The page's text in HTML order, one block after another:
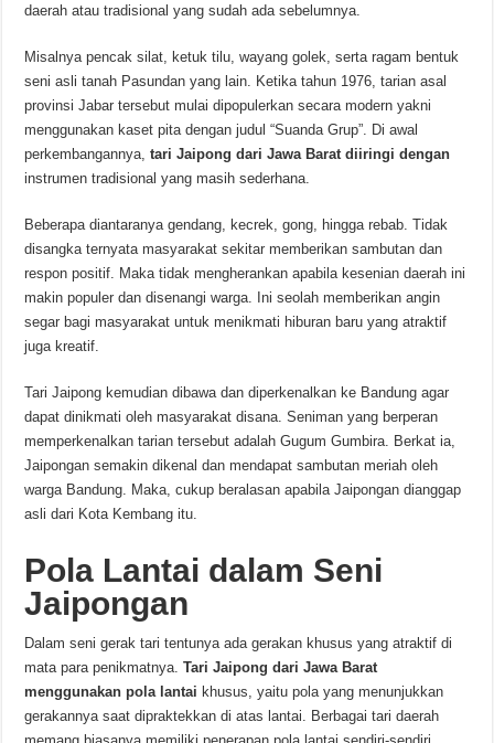
daerah atau tradisional yang sudah ada sebelumnya.
Misalnya pencak silat, ketuk tilu, wayang golek, serta ragam bentuk
seni asli tanah Pasundan yang lain. Ketika tahun 1976, tarian asal
provinsi Jabar tersebut mulai dipopulerkan secara modern yakni
menggunakan kaset pita dengan judul “Suanda Grup”. Di awal
perkembangannya,tari Jaipong dari Jawa Barat diiringi dengan
instrumen tradisional yang masih sederhana.
Beberapa diantaranya gendang, kecrek, gong, hingga rebab. Tidak
disangka ternyata masyarakat sekitar memberikan sambutan dan
respon positif. Maka tidak mengherankan apabila kesenian daerah ini
makin populer dan disenangi warga. Ini seolah memberikan angin
segar bagi masyarakat untuk menikmati hiburan baru yang atraktif
juga kreatif.
Tari Jaipong kemudian dibawa dan diperkenalkan ke Bandung agar
dapat dinikmati oleh masyarakat disana. Seniman yang berperan
memperkenalkan tarian tersebut adalah Gugum Gumbira. Berkat ia,
Jaipongan semakin dikenal dan mendapat sambutan meriah oleh
warga Bandung. Maka, cukup beralasan apabila Jaipongan dianggap
asli dari Kota Kembang itu.
Pola Lantai dalam Seni
Jaipongan
Dalam seni gerak tari tentunya ada gerakan khusus yang atraktif di
mata para penikmatnya.Tari Jaipong dari Jawa Barat
menggunakan pola lantai khusus, yaitu pola yang menunjukkan
gerakannya saat dipraktekkan di atas lantai. Berbagai tari daerah